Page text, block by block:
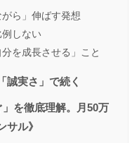
ら」伸ばす発想
しない
を成長させる」こと
誠実さ」で続く
」を徹底理解。月50万
ル》